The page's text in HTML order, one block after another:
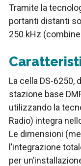
Tramite la
portanti distanti
250 kHz
La cella DS-6250,
stazione base
utilizzando la
Radio) integra
Le dimensioni
l’integrazione
per